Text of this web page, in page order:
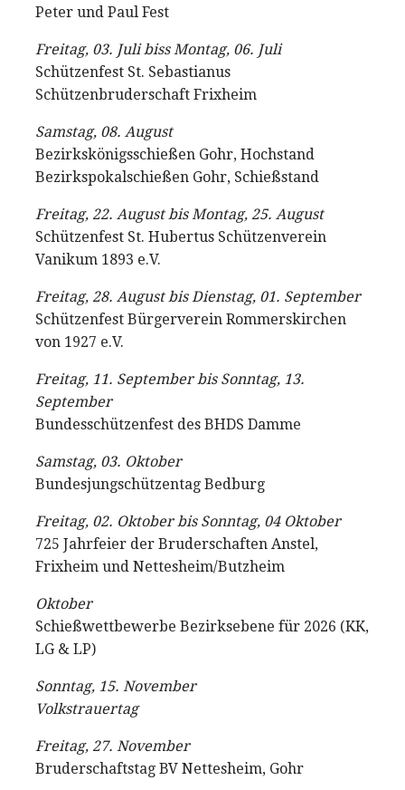
Peter und Paul Fest
Freitag, 03. Juli biss Montag, 06. Juli
Schützenfest St. Sebastianus
Schützenbruderschaft Frixheim
Samstag, 08. August
Bezirkskönigsschießen Gohr, Hochstand
Bezirkspokalschießen Gohr, Schießstand
Freitag, 22. August bis Montag, 25. August
Schützenfest St. Hubertus Schützenverein
Vanikum 1893 e.V.
Freitag, 28. August bis Dienstag, 01. September
Schützenfest Bürgerverein Rommerskirchen
von 1927 e.V.
Freitag, 11. September bis Sonntag, 13.
September
Bundesschützenfest des BHDS Damme
Samstag, 03. Oktober
Bundesjungschützentag Bedburg
Freitag, 02. Oktober bis Sonntag, 04 Oktober
725 Jahrfeier der Bruderschaften Anstel,
Frixheim und Nettesheim/Butzheim
Oktober
Schießwettbewerbe Bezirksebene für 2026 (KK,
LG & LP)
Sonntag, 15. November
Volkstrauertag
Freitag, 27. November
Bruderschaftstag BV Nettesheim, Gohr